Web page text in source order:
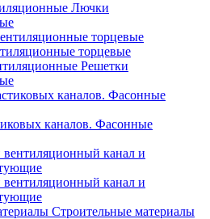
Лючки
торцевые
Решетки
каналов. Фасонные
канал и
канал и
Строительные материалы